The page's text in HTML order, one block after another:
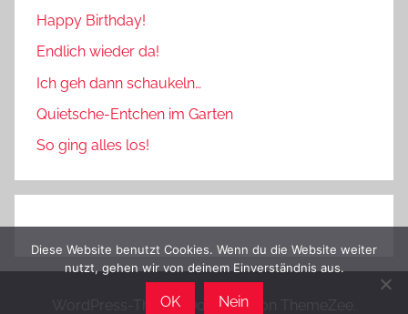
Happy Birthday!
Endlich wieder da!
Ich geh dann schaukeln…
Quietsche-Entchen im Garten
So ging alles los!
WordPress-Theme: Donovan von ThemeZee.
Diese Website benutzt Cookies. Wenn du die Website weiter
nutzt, gehen wir von deinem Einverständnis aus.
OK Nein